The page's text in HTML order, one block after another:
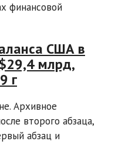
финансовой
США в
млрд,
г
Архивное
второго абзаца,
абзац и